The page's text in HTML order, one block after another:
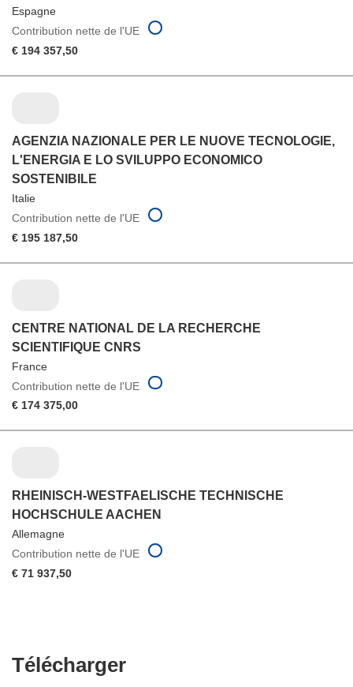
Espagne
Contribution nette de l'UE
€ 194 357,50
AGENZIA NAZIONALE PER LE NUOVE TECNOLOGIE,
L'ENERGIA E LO SVILUPPO ECONOMICO
SOSTENIBILE
Italie
Contribution nette de l'UE
€ 195 187,50
CENTRE NATIONAL DE LA RECHERCHE
SCIENTIFIQUE CNRS
France
Contribution nette de l'UE
€ 174 375,00
RHEINISCH-WESTFAELISCHE TECHNISCHE
HOCHSCHULE AACHEN
Allemagne
Contribution nette de l'UE
€ 71 937,50
TéléchargerTélécharger